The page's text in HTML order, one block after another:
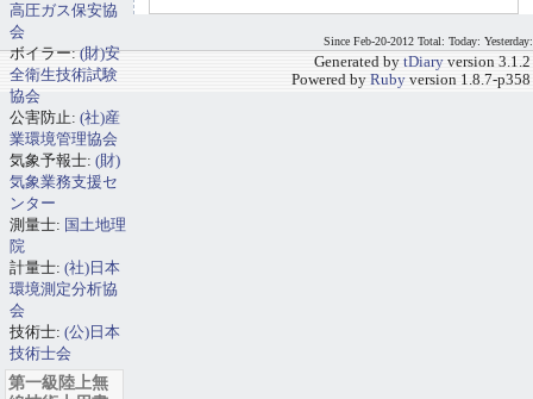
高圧ガス保安協
会
ボイラー:(財)安
全衛生技術試験
協会
公害防止: (社)産
業環境管理協会
気象予報士: (財)
気象業務支援セ
ンター
測量士: 国土地理
院
計量士: (社)日本
環境測定分析協
会
技術士: (公)日本
技術士会
第一級陸上無
Since Feb-20-2012 Total: Today: Yesterday:
Generated by tDiary version 3.1.2
Powered by Ruby version 1.8.7-p358